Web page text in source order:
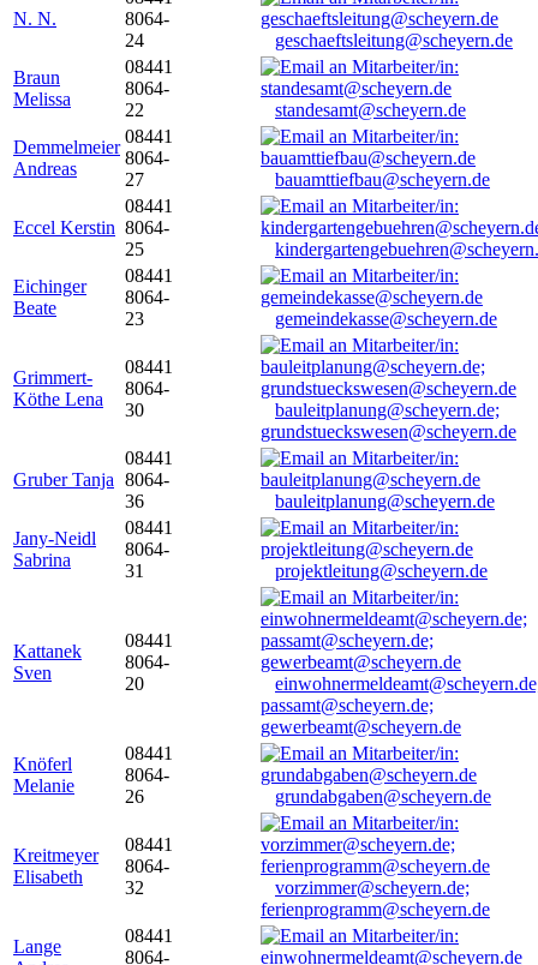
N. N.
8064-
24
geschaeftsleitung@scheyern.de
Braun
Melissa
08441
8064-
22
standesamt@scheyern.de
Demmelmeier
Andreas
08441
8064-
27
bauamttiefbau@scheyern.de
Eccel Kerstin
08441
8064-
25
Eichinger
Beate
08441
8064-
23
gemeindekasse@scheyern.de
Grimmert-
Köthe Lena
08441
8064-
30
bauleitplanung@scheyern.de;
grundstueckswesen@scheyern.de
Gruber Tanja
08441
8064-
36
bauleitplanung@scheyern.de
Jany-Neidl
Sabrina
08441
8064-
31
projektleitung@scheyern.de
Kattanek
Sven
08441
8064-
20
passamt@scheyern.de;
gewerbeamt@scheyern.de
Knöferl
Melanie
08441
8064-
26
grundabgaben@scheyern.de
Kreitmeyer
Elisabeth
08441
8064-
32
vorzimmer@scheyern.de;
ferienprogramm@scheyern.de
Lange
08441
8064-